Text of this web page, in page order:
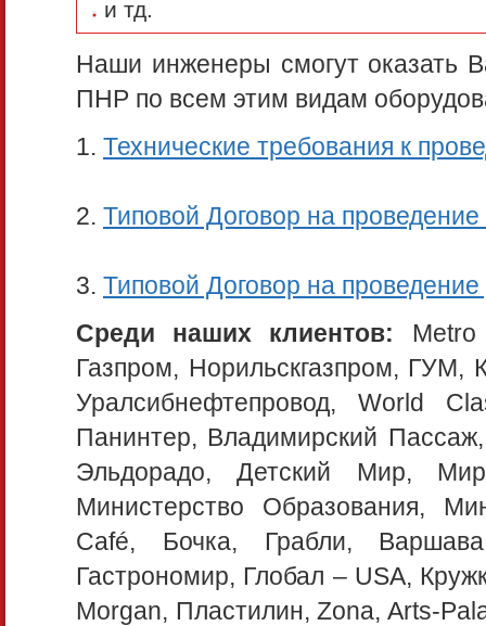
и тд.
Наши инженеры смогут оказать
ПНР по всем этим видам
1. Технические требования к
2. Типовой Договор на
3. Типовой Договор на
Среди наших клиентов:
Газпром, Норильскгазпром, ГУМ,
Уралсибнефтепровод, World
Панинтер, Владимирский
Эльдорадо, Детский Мир,
Министерство Образования,
Café, Бочка, Грабли,
Гастрономир, Глобал – USA,
Morgan, Пластилин, Zona, Arts-